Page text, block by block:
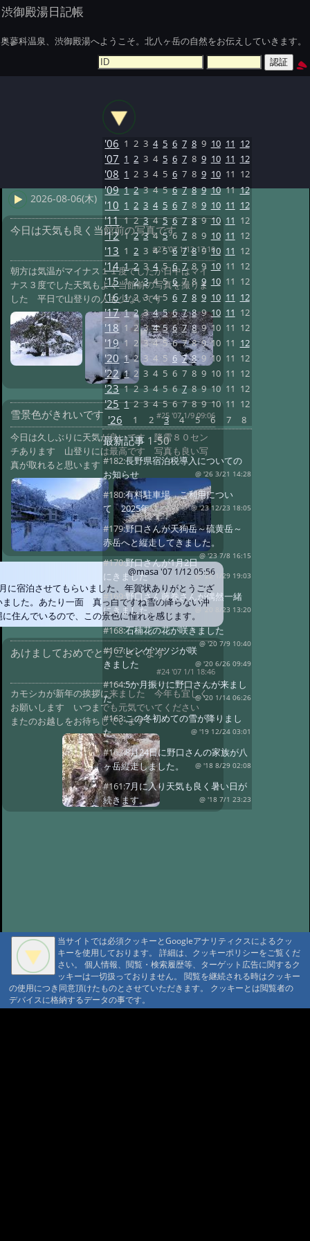
渋御殿湯日記帳
奥蓼科温泉、渋御殿湯へようこそ。北八ヶ岳の自然をお伝えしていきます。
2026-08-06(木)
今日は天気も良く当館前の写真です
#27 '07 1/12 17:10
朝方は気温がマイナス１１度でしたが日中はマイ
ナス３度でした天気もよく当館前の写真を撮りま
した 平日で山登りの人も少ないです
雪景色がきれいです #25 '07 1/9 09:06
今日は久しぶりに天気が良いです 降雪８０セン
チあります 山登りには最高です 写真も良い写
真が取れると思います
@masa '07 1/12 05:56
に宿泊させてもらいました、年賀状ありがとうござ
ました。あたり一面 真っ白ですね雪の降らない沖
に住んでいるので、この景色に憧れを感じます。
あけましておめでとうございます
#24 '07 1/1 18:46
カモシカが新年の挨拶に来ました 今年も宜しく
お願いします いつまでも元気でいてください
またのお越しをお待ちしています
'06 1 2 3 4 5 6 7 8 9 10 11 12
'07 1 2 3 4 5 6 7 8 9 10 11 12
'08 1 2 3 4 5 6 7 8 9 10 11 12
'09 1 2 3 4 5 6 7 8 9 10 11 12
'10 1 2 3 4 5 6 7 8 9 10 11 12
'11 1 2 3 4 5 6 7 8 9 10 11 12
'12 1 2 3 4 5 6 7 8 9 10 11 12
'13 1 2 3 4 5 6 7 8 9 10 11 12
'14 1 2 3 4 5 6 7 8 9 10 11 12
'15 1 2 3 4 5 6 7 8 9 10 11 12
'16 1 2 3 4 5 6 7 8 9 10 11 12
'17 1 2 3 4 5 6 7 8 9 10 11 12
'18 1 2 3 4 5 6 7 8 9 10 11 12
'19 1 2 3 4 5 6 7 8 9 10 11 12
'20 1 2 3 4 5 6 7 8 9 10 11 12
'22 1 2 3 4 5 6 7 8 9 10 11 12
'23 1 2 3 4 5 6 7 8 9 10 11 12
'25 1 2 3 4 5 6 7 8 9 10 11 12
'26 1 2 3 4 5 6 7 8
最新記事 1-50
#182:長野県宿泊税導入についての
お知らせ
@ '26 3/21 14:28
#180:有料駐車場 ご利用につい
て 2025年
@ '23 12/23 18:05
#179:野口さんが天狗岳～硫黄岳～
赤岳へと縦走してきました。
@ '23 7/8 16:15
#170:野口さんが1月2日
にきました
@ '22 1/29 19:03
#169:野口さん藤巻さんが偶然一緒
にきました。
@ '20 8/23 13:20
#168:石楠花の花が咲きました
@ '20 7/9 10:40
#167:レンゲツツジが咲
きました
@ '20 6/26 09:49
#164:5か月振りに野口さんが来まし
た
@ '20 1/14 06:26
#163:この冬初めての雪が降りまし
た。
@ '19 12/24 03:01
#162:8月24日に野口さんの家族が八
ヶ岳縦走しました。
@ '18 8/29 02:08
#161:7月に入り天気も良く暑い日が
続きます。
@ '18 7/1 23:23
#156:今日はシンガポールより佳代
さんの友達が来ました。
@ '17 10/19 07:21
#155:香港からのお客
さんが天狗岳より赤岳まで縦走
#154:紅葉がきれいに
A A
当サイトでは必須クッキーとGoogleアナリティクスによるクッ
キーを使用しております。 詳細は、クッキーポリシーをご覧くだ
さい。 個人情報、閲覧・検索履歴等、ターゲット広告に関するク
ッキーは一切扱っておりません。 閲覧を継続される時はクッキー
の使用につき同意頂けたものとさせていただきます。 クッキーとは閲覧者の
デバイスに格納するデータの事です。